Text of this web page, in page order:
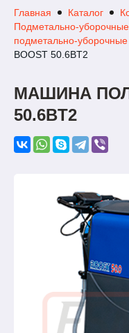
Главная Каталог
Подметально-
подметально-
BOOST 50.6BT2
МАШИНА
50.6BT2